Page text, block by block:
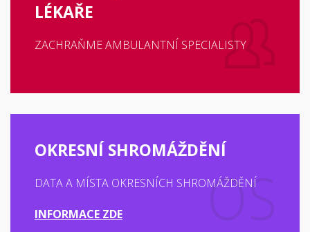
LÉKAŘE
ZACHRAŇME AMBULANTNÍ SPECIALISTY
OKRESNÍ SHROMÁŽDĚNÍ
DATA A MÍSTA OKRESNÍCH SHROMÁŽDĚNÍ
INFORMACE ZDE